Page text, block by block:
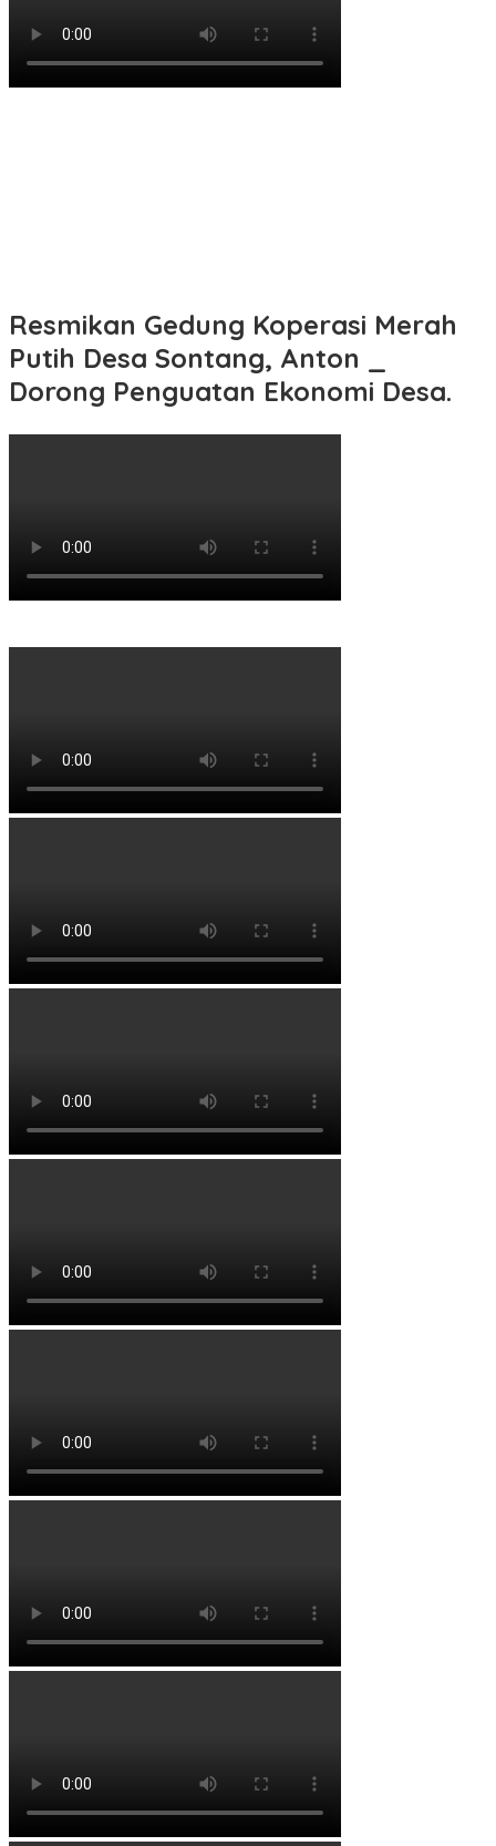
Resmikan Gedung Koperasi Merah
Putih Desa Sontang, Anton _
Dorong Penguatan Ekonomi Desa.